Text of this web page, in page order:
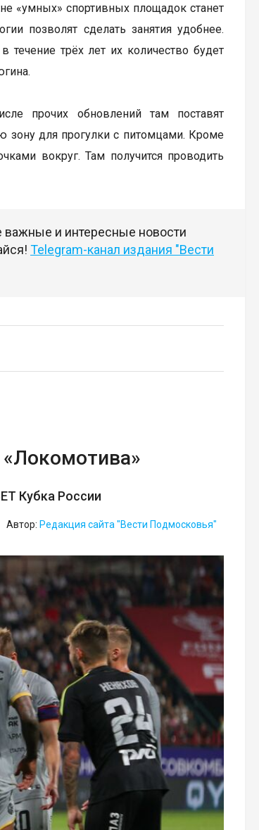
«умных» спортивных площадок станет
позволят сделать занятия удобнее.
трёх лет их количество будет
прочих обновлений там поставят
зону для прогулки с питомцами. Кроме
вокруг. Там получится проводить
и интересные новости
Telegram-канал издания "Вести
Кубка России
Автор: Редакция сайта "Вести Подмосковья"